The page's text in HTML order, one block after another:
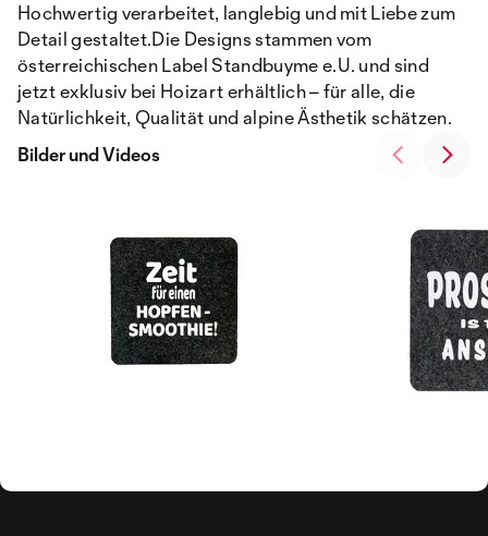
Hochwertig verarbeitet, langlebig und mit Liebe zum
Detail gestaltet.Die Designs stammen vom
österreichischen Label Standbuyme e.U. und sind
jetzt exklusiv bei Hoizart erhältlich – für alle, die
Natürlichkeit, Qualität und alpine Ästhetik schätzen.
Bilder und Videos